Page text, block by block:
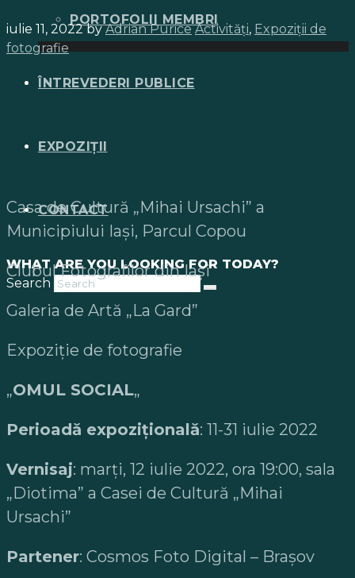
PORTOFOLII MEMBRI
ÎNTREVEDERI PUBLICE
EXPOZIȚII
CONTACT
WHAT ARE YOU LOOKING FOR TODAY?
Search
iulie 11, 2022 byAdrian Purice Activități, Expoziții de
fotografie
Casa de Cultură „Mihai Ursachi” a
Municipiului Iași, Parcul Copou
Clubul Fotografilor din Iași
Galeria de Artă „La Gard”
Expoziție de fotografie
„OMUL SOCIAL„
Perioadă expozițională: 11-31 iulie 2022
Vernisaj: marți, 12 iulie 2022, ora 19:00, sala
„Diotima” a Casei de Cultură „Mihai
Ursachi”
Partener: Cosmos Foto Digital – Braşov